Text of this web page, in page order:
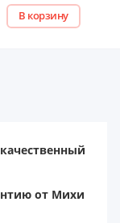
В корзину
от Михи